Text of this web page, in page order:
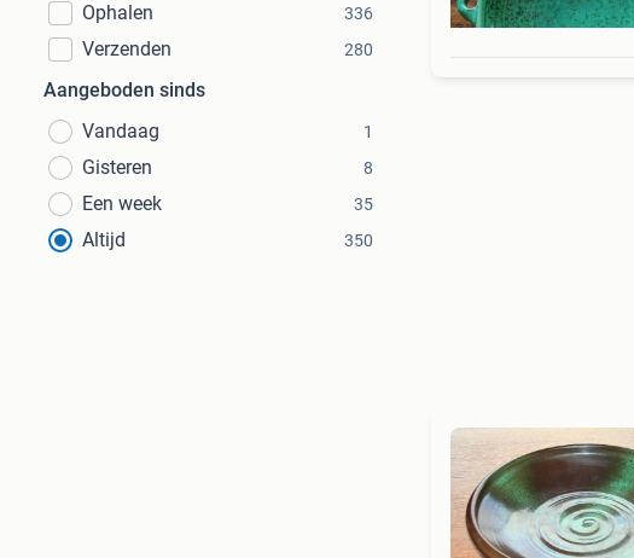
Ophalen
336
Verzenden 280
Aangeboden sinds
Vandaag
1
Gisteren 8
Een week 35
Altijd 350